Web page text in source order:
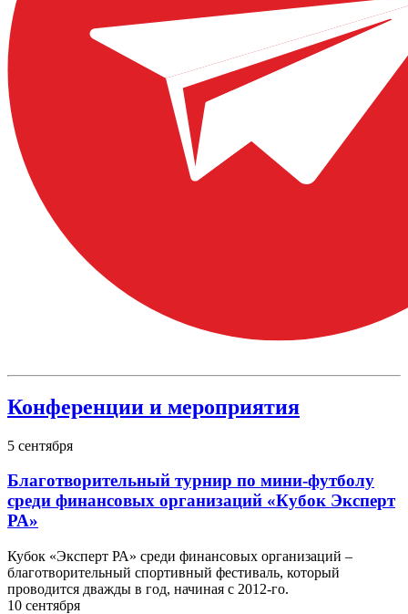
Конференции и мероприятия
5 сентября
Благотворительный турнир по мини-футболу
среди финансовых организаций «Кубок Эксперт
РА»
Кубок «Эксперт РА» среди финансовых организаций –
благотворительный спортивный фестиваль, который
проводится дважды в год, начиная с 2012-го.
10 сентября